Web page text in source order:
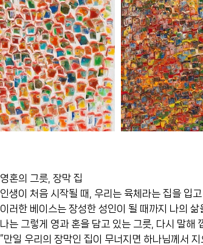
영혼의 그릇, 장막 집
인생이 처음 시작될 때, 우리는 육체라는 집을 입
이러한 베이스는 장성한 성인이 될 때까지 나의
나는 그렇게 영과 혼을 담고 있는 그릇, 다시 말해
“만일 우리의 장막인 집이 무너지면 하나님께서